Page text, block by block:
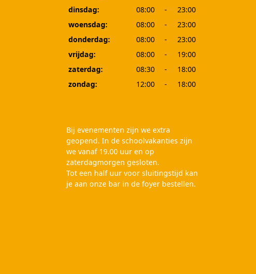
dinsdag:
08:00 -
23:00
woensdag:
08:00 -
23:00
donderdag:
08:00 -
23:00
vrijdag:
08:00 -
19:00
zaterdag:
08:30 -
18:00
zondag:
12:00 - 18:00
Bij evenementen zijn we extra
geopend. In de schoolvakanties zijn
we vanaf 19.00 uur en op
zaterdagmorgen gesloten.
Tot een half uur voor sluitingstijd kan
je aan onze bar in de foyer bestellen.